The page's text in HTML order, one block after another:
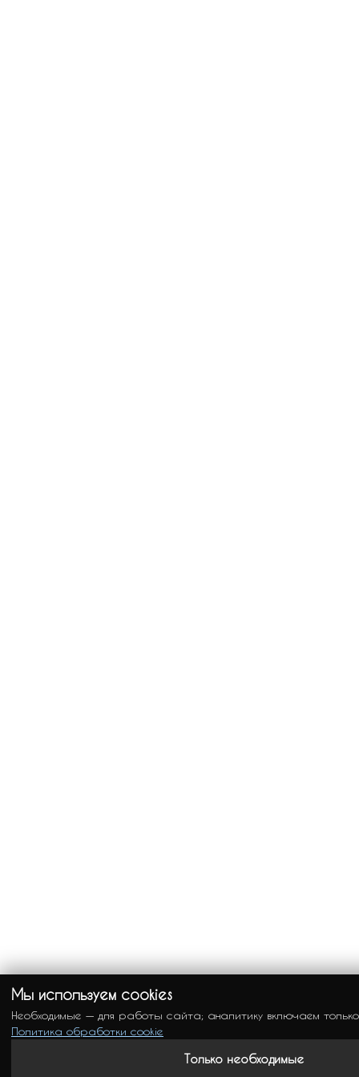
Мы используем cookies
Необходимые — для работы сайта; аналитику включаем
Политика обработки cookie
Только необходимые